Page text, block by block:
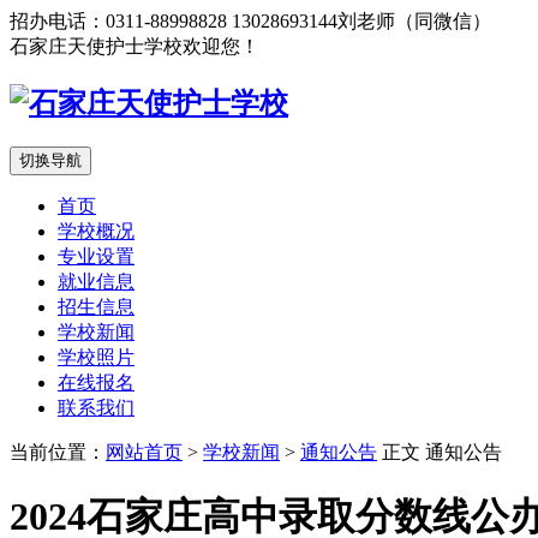
招办电话：0311-88998828 13028693144刘老师（同微信）
石家庄天使护士学校欢迎您！
切换导航
首页
学校概况
专业设置
就业信息
招生信息
学校新闻
学校照片
在线报名
联系我们
当前位置： 网站首页 > 学校新闻 > 通知公告 正文 通知公告
2024石家庄高中录取分数线公